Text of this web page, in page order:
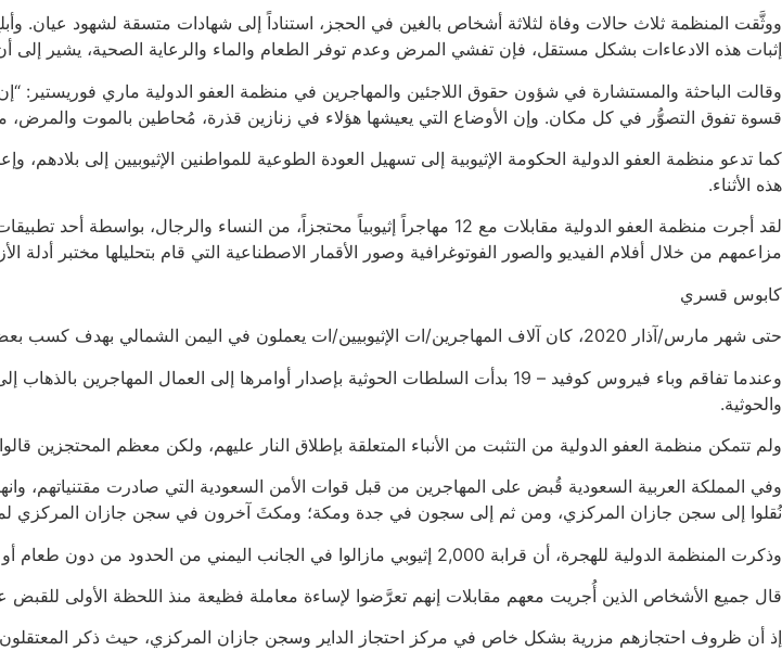
ووثَّقت المنظمة ثلاث حالات وفاة لثلاثة أشخاص بالغين في الحجز، استناداً إلى شهادات متسقة لشهود
إثبات هذه الادعاءات بشكل مستقل، فإن تفشي المرض وعدم توفر الطعام والماء والرعاية الصحية، يشير إلى
وقالت الباحثة والمستشارة في شؤون حقوق اللاجئين والمهاجرين في منظمة العفو الدولية ماري فوريستير: “إن
قسوة تفوق التصوُّر في كل مكان. وإن الأوضاع التي يعيشها هؤلاء في زنازين قذرة، مُحاطين بالموت والمرض،
كما تدعو منظمة العفو الدولية الحكومة الإثيوبية إلى تسهيل العودة الطوعية للمواطنين الإثيوبيين إلى
هذه الأثناء.
مزاعمهم من خلال أفلام الفيديو والصور الفوتوغرافية وصور الأقمار الاصطناعية التي قام بتحليلها مختبر أدلة
كابوس قسري
حتى شهر مارس/آذار 2020، كان آلاف المهاجرين/ات الإثيوبيين/ات يعملون في اليمن الشمالي بهدف كسب بعض المال الذي يمكِّنهم من دفع تكاليف الوصول إلى المملكة العربية السعودية.
وعندما تفاقم وباء فيروس كوفيد – 19 بدأت السلطات الحوثية بإصدار أوامرها إلى
والحوثية.
ولم تتمكن منظمة العفو الدولية من التثبت من الأنباء المتعلقة بإطلاق النار عليهم، ولكن معظم المحتجزين
وفي المملكة العربية السعودية قُبض على المهاجرين من قبل قوات الأمن السعودية التي صادرت مقتنياتهم،
نُقلوا إلى سجن جازان المركزي، ومن ثم إلى سجون في جدة ومكة؛ ومكثَ آخرون في سجن جازان المركزي
وذكرت المنظمة الدولية للهجرة، أن قرابة 2,000 إثيوبي مازالوا في الجانب اليمني من الحدود من دون طعام أو ماء أو رعاية صحية.
قال جميع الأشخاص الذين أُجريت معهم مقابلات إنهم تعرَّضوا لإساءة معاملة فظيعة منذ اللحظة الأولى